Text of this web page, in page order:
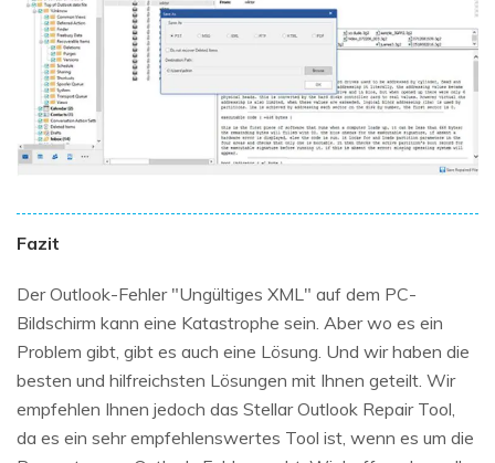
Fazit
Der Outlook-Fehler "Ungültiges XML" auf dem PC-
Bildschirm kann eine Katastrophe sein. Aber wo es ein
Problem gibt, gibt es auch eine Lösung. Und wir haben die
besten und hilfreichsten Lösungen mit Ihnen geteilt. Wir
empfehlen Ihnen jedoch das Stellar Outlook Repair Tool,
da es ein sehr empfehlenswertes Tool ist, wenn es um die